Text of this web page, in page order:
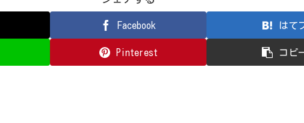
Facebook はて
Pinterest コピ